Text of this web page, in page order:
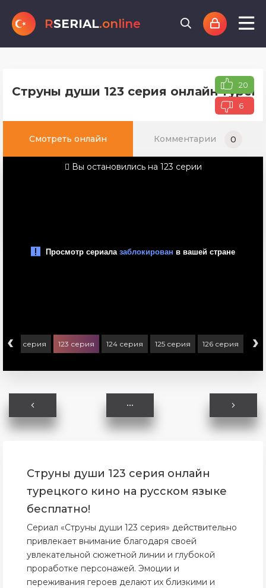
RSERIAL.online
Струны души 123 серия онлайн 20
6
Смотреть онлайн Комментарии 0
Вы остановились на 123 серии
‹122 серия 123 серия 124 серия 125 серия 126 серия ›
Струны души 123 серия онлайн
турецкого кино на русском языке
бесплатно!
Сериал «Струны души 123 серия» действительно
привлекает внимание благодаря своей
увлекательной сюжетной линии и глубокой
проработке персонажей. Эмоции и
переживания героев делают их близкими и